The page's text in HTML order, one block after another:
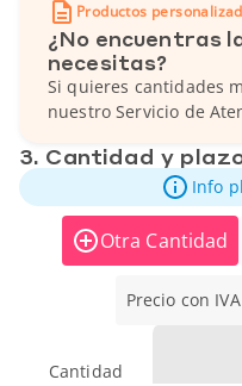
Productos
¿No encuentras
necesitas?
Si quieres cantidades
nuestro Servicio de
3. Cantidad y
Info
Otra Cantidad
Precio con IVA
Cantidad